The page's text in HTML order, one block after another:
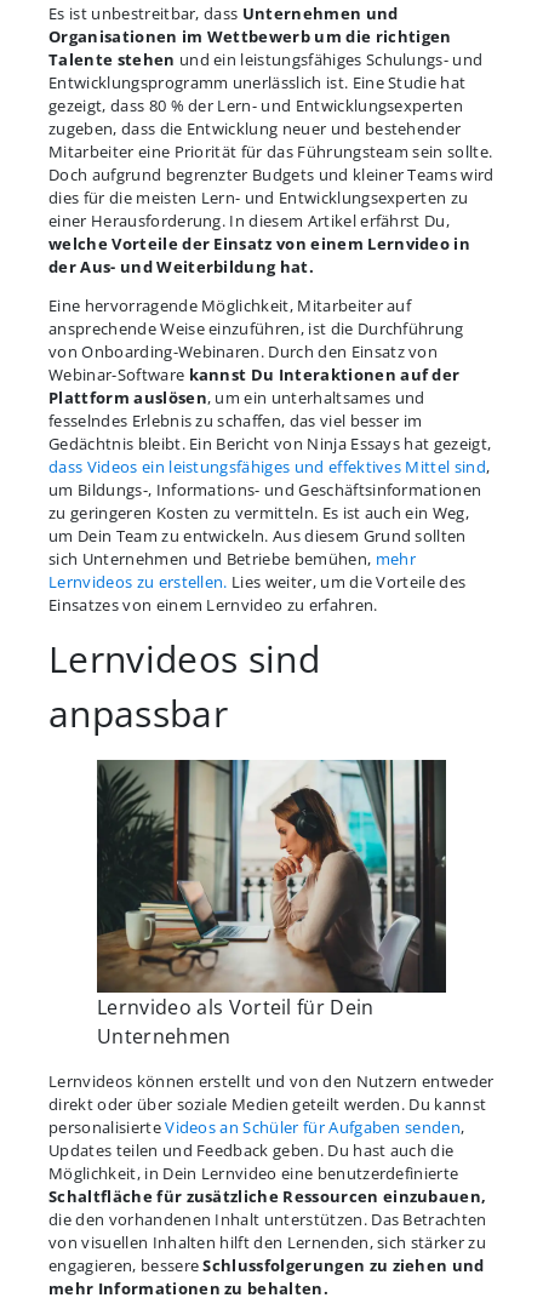
Es ist unbestreitbar, dass Unternehmen und
Organisationen im Wettbewerb um die richtigen
Talente stehen und ein leistungsfähiges Schulungs- und
Entwicklungsprogramm unerlässlich ist. Eine Studie hat
gezeigt, dass 80 % der Lern- und Entwicklungsexperten
zugeben, dass die Entwicklung neuer und bestehender
Mitarbeiter eine Priorität für das Führungsteam sein sollte.
Doch aufgrund begrenzter Budgets und kleiner Teams wird
dies für die meisten Lern- und Entwicklungsexperten zu
einer Herausforderung. In diesem Artikel erfährst Du,
welche Vorteile der Einsatz von einem Lernvideo in
der Aus- und Weiterbildung hat.
Eine hervorragende Möglichkeit, Mitarbeiter auf
ansprechende Weise einzuführen, ist die Durchführung
von Onboarding-Webinaren. Durch den Einsatz von
Webinar-Software kannst Du Interaktionen auf der
Plattform auslösen, um ein unterhaltsames und
fesselndes Erlebnis zu schaffen, das viel besser im
Gedächtnis bleibt. Ein Bericht von Ninja Essays hat gezeigt,
dass Videos ein leistungsfähiges und effektives Mittel sind,
um Bildungs-, Informations- und Geschäftsinformationen
zu geringeren Kosten zu vermitteln. Es ist auch ein Weg,
um Dein Team zu entwickeln. Aus diesem Grund sollten
sich Unternehmen und Betriebe bemühen, mehr
Lernvideos zu erstellen. Lies weiter, um die Vorteile des
Einsatzes von einem Lernvideo zu erfahren.
Lernvideos sind
anpassbar
Lernvideo als Vorteil für Dein
Unternehmen
Lernvideos können erstellt und von den Nutzern entweder
direkt oder über soziale Medien geteilt werden. Du kannst
personalisierteVideos an Schüler für Aufgaben senden,
Updates teilen und Feedback geben. Du hast auch die
Möglichkeit, in Dein Lernvideo eine benutzerdefinierte
Schaltfläche für zusätzliche Ressourcen einzubauen,
die den vorhandenen Inhalt unterstützen. Das Betrachten
von visuellen Inhalten hilft den Lernenden, sich stärker zu
engagieren, bessereSchlussfolgerungen zu ziehen und
mehr Informationen zu behalten.